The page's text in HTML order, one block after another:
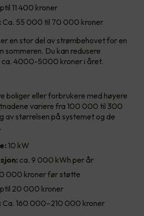
11 400 kroner
Ca. 55 000 til 70 000 kroner
en stor del av strømbehovet for en
sommeren. Du kan redusere
ca. 4000-5000 kroner i året.
boliger eller forbrukere med høyere
variere fra 100 000 til 300
av størrelsen på systemet og de
10 kW
ca. 9 000 kWh per år
000 kroner før støtte
20 000 kroner
Ca. 160 000–210 000 kroner